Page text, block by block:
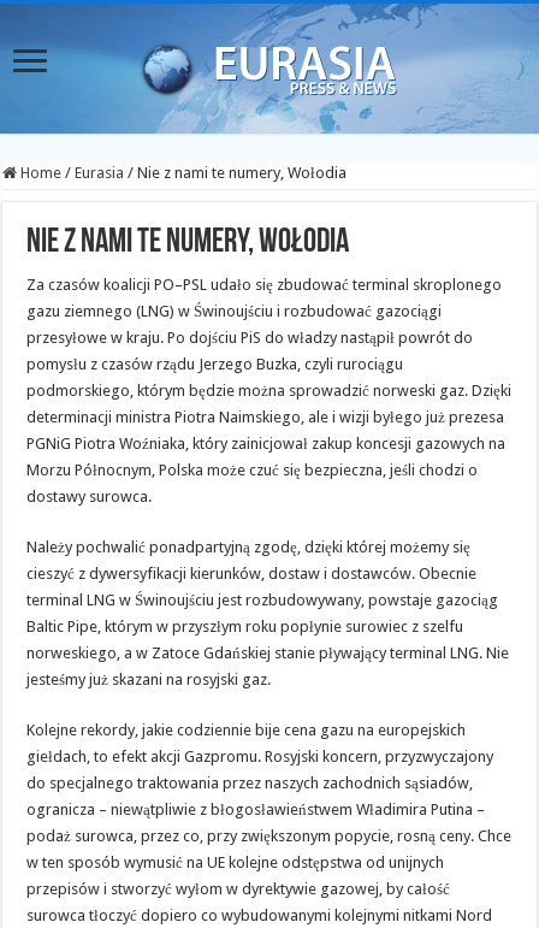
Home / Eurasia / Nie z nami te numery, Wołodia
Nie z nami te numery, Wołodia
Za czasów koalicji PO–PSL udało się zbudować terminal skroplonego
gazu ziemnego (LNG) w Świnoujściu i rozbudować gazociągi
przesyłowe w kraju. Po dojściu PiS do władzy nastąpił powrót do
pomysłu z czasów rządu Jerzego Buzka, czyli rurociągu
podmorskiego, którym będzie można sprowadzić norweski gaz. Dzięki
determinacji ministra Piotra Naimskiego, ale i wizji byłego już prezesa
PGNiG Piotra Woźniaka, który zainicjował zakup koncesji gazowych na
Morzu Północnym, Polska może czuć się bezpieczna, jeśli chodzi o
dostawy surowca.
Należy pochwalić ponadpartyjną zgodę, dzięki której możemy się
cieszyć z dywersyfikacji kierunków, dostaw i dostawców. Obecnie
terminal LNG w Świnoujściu jest rozbudowywany, powstaje gazociąg
Baltic Pipe, którym w przyszłym roku popłynie surowiec z szelfu
norweskiego, a w Zatoce Gdańskiej stanie pływający terminal LNG. Nie
jesteśmy już skazani na rosyjski gaz.
Kolejne rekordy, jakie codziennie bije cena gazu na europejskich
giełdach, to efekt akcji Gazpromu. Rosyjski koncern, przyzwyczajony
do specjalnego traktowania przez naszych zachodnich sąsiadów,
ogranicza – niewątpliwie z błogosławieństwem Władimira Putina –
podaż surowca, przez co, przy zwiększonym popycie, rosną ceny. Chce
w ten sposób wymusić na UE kolejne odstępstwa od unijnych
przepisów i stworzyć wyłom w dyrektywie gazowej, by całość
surowca tłoczyć dopiero co wybudowanymi kolejnymi nitkami Nord